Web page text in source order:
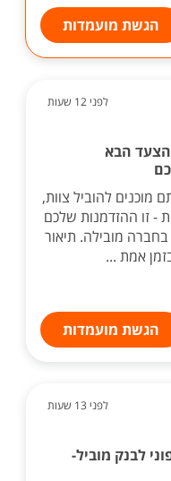
הגשת מועמדות
לפני 12 שעות
הבא
מוכנים להוביל צוות,
- זו ההזדמנות שלכם
מובילה. תיאור
אמת ...
הגשת מועמדות
לפני 13 שעות
לבנק מוביל-